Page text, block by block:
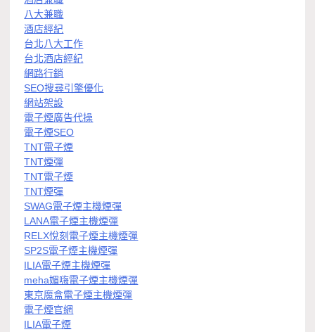
八大兼職
酒店經紀
台北八大工作
台北酒店經紀
網路行銷
SEO搜尋引擎優化
網站架設
電子煙廣告代操
電子煙SEO
TNT電子煙
TNT煙彈
TNT電子煙
TNT煙彈
SWAG電子煙主機煙彈
LANA電子煙主機煙彈
RELX悅刻電子煙主機煙彈
SP2S電子煙主機煙彈
ILIA電子煙主機煙彈
meha媚嗨電子煙主機煙彈
東京魔盒電子煙主機煙彈
電子煙官網
ILIA電子煙